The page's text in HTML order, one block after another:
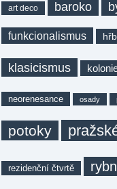
art deco baroko
funkcionalismus
klasicismus
neorenesance osady
potoky
rezidenční čtvrtě